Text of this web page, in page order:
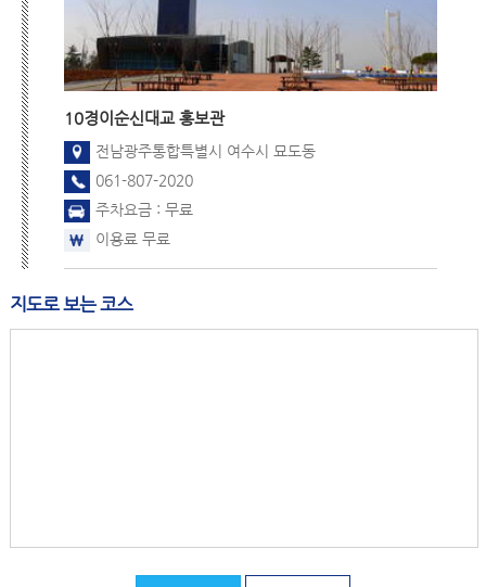
10경이순신대교 홍보관
전남광주통합특별시 여수시 묘도동
061-807-2020
주차요금 : 무료
이용료 무료
지도로 보는 코스